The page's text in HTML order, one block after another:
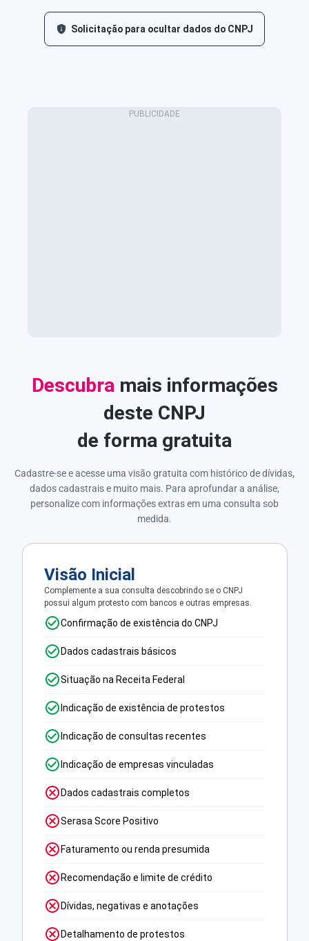
Solicitação para ocultar dados do CNPJ
Descubra mais informações
deste CNPJ
de forma gratuita
Cadastre-se e acesse uma visão gratuita com histórico de dívidas,
dados cadastrais e muito mais. Para aprofundar a análise,
personalize com informações extras em uma consulta sob
medida.
Visão Inicial
Complemente a sua consulta descobrindo se o CNPJ
possui algum protesto com bancos e outras empresas.
Confirmação de existência do CNPJ
Dados cadastrais básicos
Situação na Receita Federal
Indicação de existência de protestos
Indicação de consultas recentes
Indicação de empresas vinculadas
Dados cadastrais completos
Serasa Score Positivo
Faturamento ou renda presumida
Recomendação e limite de crédito
Dívidas, negativas e anotações
Detalhamento de protestos